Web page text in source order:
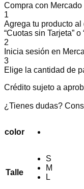
Compra con
1
Agrega tu producto
“Cuotas sin Tarjeta” o
2
Inicia sesión en
3
Elige la cantidad de
Crédito sujeto a
¿Tienes dudas?
color
Talle
S
M
L